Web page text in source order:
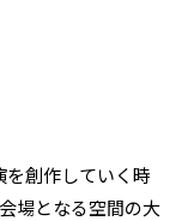
を創作していく時
場となる空間の大